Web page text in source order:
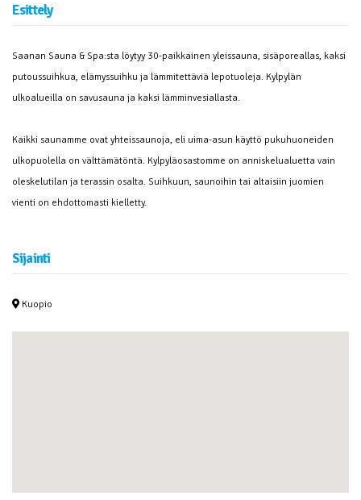
Esittely
Saanan Sauna & Spa:sta löytyy 30-paikkainen yleissauna, sisäporeallas, kaksi
putoussuihkua, elämyssuihku ja lämmitettäviä lepotuoleja. Kylpylän
ulkoalueilla on savusauna ja kaksi lämminvesiallasta.
Kaikki saunamme ovat yhteissaunoja, eli uima-asun käyttö pukuhuoneiden
ulkopuolella on välttämätöntä. Kylpyläosastomme on anniskelualuetta vain
oleskelutilan ja terassin osalta. Suihkuun, saunoihin tai altaisiin juomien
vienti on ehdottomasti kielletty.
Sijainti
Kuopio